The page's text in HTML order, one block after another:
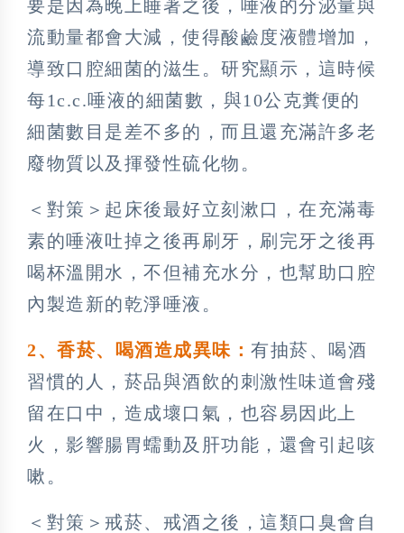
要是因為晚上睡著之後，唾液的分泌量與
流動量都會大減，使得酸鹼度液體增加，
導致口腔細菌的滋生。研究顯示，這時候
每1c.c.唾液的細菌數，與10公克糞便的
細菌數目是差不多的，而且還充滿許多老
廢物質以及揮發性硫化物。
＜對策＞起床後最好立刻漱口，在充滿毒
素的唾液吐掉之後再刷牙，刷完牙之後再
喝杯溫開水，不但補充水分，也幫助口腔
內製造新的乾淨唾液。
2、香菸、喝酒造成異味： 有抽菸、喝酒
習慣的人，菸品與酒飲的刺激性味道會殘
留在口中，造成壞口氣，也容易因此上
火，影響腸胃蠕動及肝功能，還會引起咳
嗽。
＜對策＞戒菸、戒酒之後，這類口臭會自